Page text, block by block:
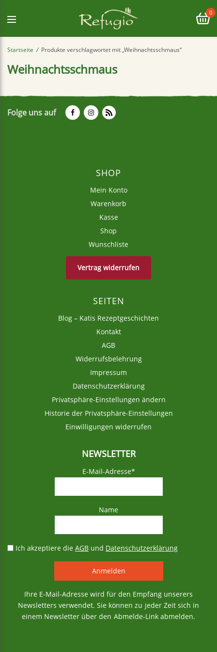
0
Startseite / Produkte verschlagwortet mit „Weihnachtsschmaus“
Weihnachtsschmaus
Folge uns auf
SHOP
Mein Konto
Warenkorb
Kasse
Shop
Wunschliste
Vertrag widerrufen
SEITEN
Blog – Katis Rezeptgeschichten
Kontakt
AGB
Widerrufsbelehrung
Impressum
Datenschutzerklärung
Privatsphäre-Einstellungen ändern
Historie der Privatsphäre-Einstellungen
Einwilligungen widerrufen
NEWSLETTER
E-Mail-Adresse*
Name
Ich akzeptiere dieAGB und Datenschutzerklärung
Ihre E-Mail-Adresse wird für den Empfang unserers
Newsletters verwendet. Sie können zu jeder Zeit sich in
einem Newsletter über den Abmelde-Link abmelden.